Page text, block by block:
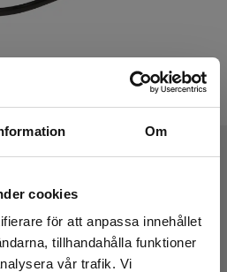
Om
cookies
för att anpassa innehållet
tillhandahålla funktioner
vår trafik. Vi